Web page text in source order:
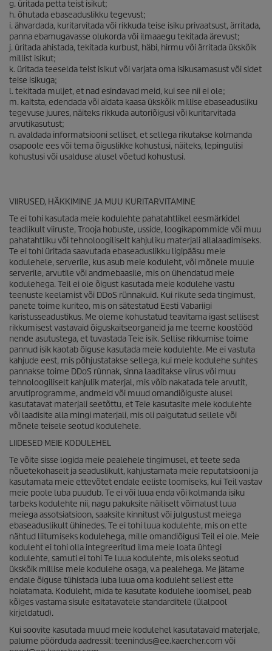
g. üritada petta teist isikut;
h. õhutada ebaseaduslikku tegevust;
i. ähvardada, kuritarvitada või rikkuda teise isiku privaatsust, ärritada,
panna ebamugavasse olukorda või ilmaaegu tekitada ärevust;
j. üritada ahistada, tekitada kurbust, häbi, hirmu või ärritada ükskõik
millist isikut;
k. üritada teeselda teist isikut või varjata oma isikusamasust või sidet
teise isikuga;
l. tekitada muljet, et nad esindavad meid, kui see nii ei ole;
m. kaitsta, edendada või aidata kaasa ükskõik millise ebaseadusliku
tegevuse juures, näiteks rikkuda autoriõigusi või kuritarvitada
arvutikasutust;
n. avaldada informatsiooni selliset, et sellega rikutakse kolmanda
osapoole ees või tema õiguslikke kohustusi, näiteks, lepingulisi
kohustusi või usalduse alusel võetud kohustusi.
VIIRUSED, HÄKKIMINE JA MUU KURITARVITAMINE
Te ei tohi kasutada meie kodulehte pahatahtlikel eesmärkidel
teadlikult viiruste, Trooja hobuste, usside, loogikapommide või muu
pahatahtliku või tehnoloogiliselt kahjuliku materjali allalaadimiseks.
Te ei tohi üritada saavutada ebaseaduslikku ligipääsu meie
kodulehele, serverile, kus asub meie koduleht, või mõnele muule
serverile, arvutile või andmebaasile, mis on ühendatud meie
kodulehega. Teil ei ole õigust kasutada meie kodulehe vastu
teenuste keelamist või DDoS rünnakuid. Kui rikute seda tingimust,
panete toime kuriteo, mis on sätestatud Eesti Vabariigi
karistusseadustikus. Me oleme kohustatud teavitama igast sellisest
rikkumisest vastavaid õiguskaitseorganeid ja me teeme koostööd
nende asutustega, et tuvastada Teie isik. Sellise rikkumise toime
pannud isik kaotab õiguse kasutada meie kodulehte. Me ei vastuta
kahjude eest, mis põhjustatakse sellega, kui meie kodulehe suhtes
pannakse toime DDoS rünnak, sinna laaditakse viirus või muu
tehnoloogiliselt kahjulik materjal, mis võib nakatada teie arvutit,
arvutiprogramme, andmeid või muud omandiõiguste alusel
kasutatavat materjali seetõttu, et Teie kasutasite meie kodulehte
või laadisite alla mingi materjali, mis oli paigutatud sellele või
mõnele teisele seotud kodulehele.
LIIDESED MEIE KODULEHEL
Te võite sisse logida meie pealehele tingimusel, et teete seda
nõuetekohaselt ja seaduslikult, kahjustamata meie reputatsiooni ja
kasutamata meie ettevõtet endale eeliste loomiseks, kui Teil vastav
meie poole luba puudub. Te ei või luua enda või kolmanda isiku
tarbeks kodulehte nii, nagu pakuksite näiliselt võimalust luua
meiega assotsiatsioon, saaksite kinnitust või julgustust meiega
ebaseaduslikult ühinedes. Te ei tohi luua kodulehte, mis on ette
nähtud liitumiseks kodulehega, mille omandiõigusi Teil ei ole. Meie
koduleht ei tohi olla integreeritud ilma meie loata ühtegi
kodulehte, samuti ei tohi Te luua kodulehte, mis oleks seotud
ükskõik millise meie kodulehe osaga, v.a pealehega. Me jätame
endale õiguse tühistada luba luua oma koduleht sellest ette
hoiatamata. Koduleht, mida te kasutate kodulehe loomisel, peab
kõiges vastama sisule esitatavatele standarditele (ülalpool
kirjeldatud).
Kui soovite kasutada muud meie kodulehel kasutatavaid materjale,
palume pöörduda aadressil: teenindus@ee.kaercher.com või